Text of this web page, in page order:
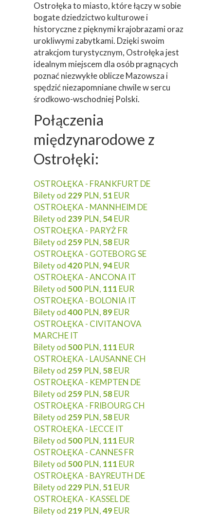
Ostrołęka to miasto, które łączy w sobie
bogate dziedzictwo kulturowe i
historyczne z pięknymi krajobrazami oraz
urokliwymi zabytkami. Dzięki swoim
atrakcjom turystycznym, Ostrołęka jest
idealnym miejscem dla osób pragnących
poznać niezwykłe oblicze Mazowsza i
spędzić niezapomniane chwile w sercu
środkowo-wschodniej Polski.
Połączenia
międzynarodowe z
Ostrołęki:
OSTROŁĘKA - FRANKFURT DE
Bilety od 229 PLN, 51 EUR
OSTROŁĘKA - MANNHEIM DE
Bilety od 239 PLN, 54EUR
OSTROŁĘKA - PARYŻ FR
Bilety od 259 PLN, 58EUR
OSTROŁĘKA - GOTEBORG SE
Bilety od420 PLN, 94EUR
OSTROŁĘKA - ANCONA IT
Bilety od 500 PLN, 111 EUR
OSTROŁĘKA - BOLONIA IT
Bilety od400 PLN, 89EUR
OSTROŁĘKA - CIVITANOVA
MARCHE IT
Bilety od 500 PLN, 111 EUR
OSTROŁĘKA - LAUSANNE CH
Bilety od 259 PLN, 58EUR
OSTROŁĘKA - KEMPTEN DE
Bilety od 259 PLN, 58EUR
OSTROŁĘKA - FRIBOURG CH
Bilety od 259 PLN, 58EUR
OSTROŁĘKA - LECCE IT
Bilety od 500 PLN, 111 EUR
OSTROŁĘKA - CANNES FR
Bilety od 500 PLN, 111 EUR
OSTROŁĘKA - BAYREUTH DE
Bilety od 229 PLN, 51 EUR
OSTROŁĘKA - KASSEL DE
Bilety od 219 PLN,49EUR